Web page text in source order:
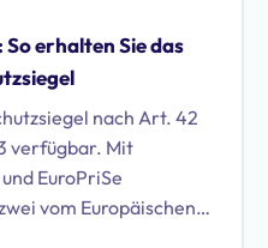
erhalten Sie das
nach Art. 42
verfügbar. Mit
EuroPriSe
vom Europäischen
anerkannte